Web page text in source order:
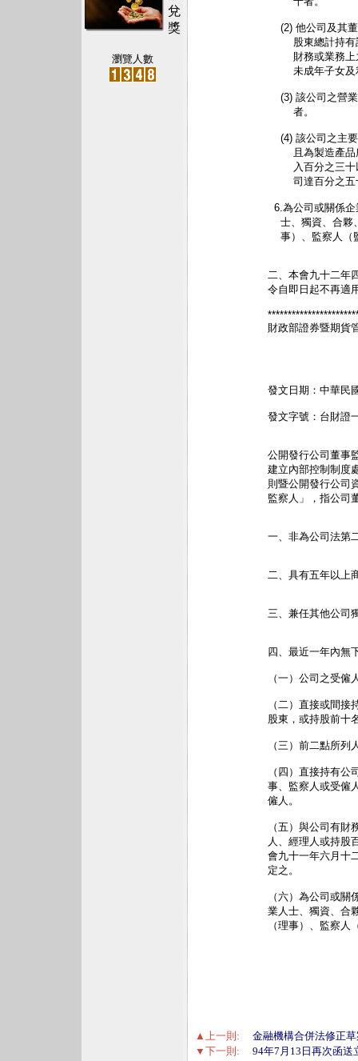
兌
獎
瀏覽人數
(2) 他公司及
股東總計
財務或業
未成年子
(3) 該公司之
        者。
(4) 該公司之
且為製造
入百分之
司達百分之
6.為公司或關係
士、獨資、合
事）、監察人
二、本會九十二年
令自即日起不再適
財政部證券暨期貨
發文日期：中華民
發文字號：台財證
公開發行公司董事
建立內部控制制度
則暨公開發行公司
監察人」，指公司
一、非為公司法第
二、具有五年以上
三、兼任其他公司
四、最近一年內無
（一）公司之受
（二）直接或間
股東，或持股前十
（三）前二點所
（四）直接持有
事、監察人或受僱
僱人。
（五）與公司有
人、經理人或持股
會九十一年六月十
定之。
（六）為公司或
業人士、獨資、合
（理事）、監察
▲上一則:
金融機構合併法修正
▼下一則:
94年7月13日再次函送